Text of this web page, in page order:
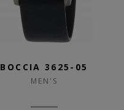
BOCCIA 3625-05
MEN'S